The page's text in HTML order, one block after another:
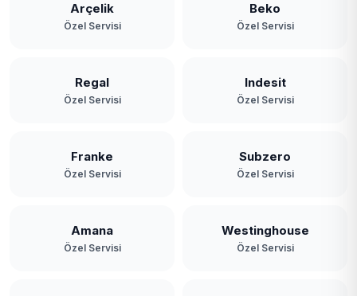
Arçelik
Özel Servisi
Beko
Özel Servisi
Regal
Özel Servisi
Indesit
Özel Servisi
Franke
Özel Servisi
Subzero
Özel Servisi
Amana
Özel Servisi
Westinghouse
Özel Servisi